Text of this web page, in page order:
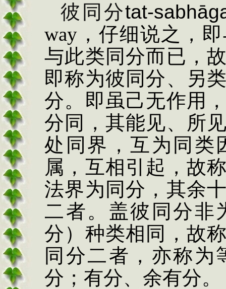
彼同分tat-sabhā
way ，仔细说之，
与此类同分而已，
即称为彼同分、另
分。即虽己无作用
分同，其能见、所
处同界，互为同类
属，互相引起，故
法界为同分，其余
二者。盖彼同分非
分）种类相同，故
同分二者，亦称为
分；有分、余有分。